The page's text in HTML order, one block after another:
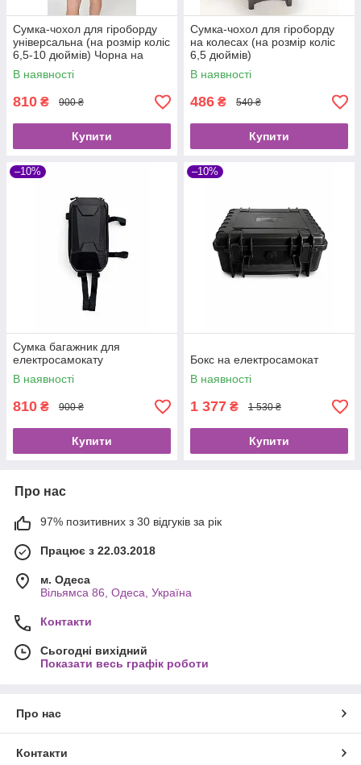
Сумка-чохол для гіроборду
універсальна (на розмір коліс
6,5-10 дюймів) Чорна на
колесах
В наявності
810 ₴ 900 ₴
Купити
Сумка-чохол для гіроборду
на колесах (на розмір коліс
6,5 дюймів)
В наявності
486 ₴ 540 ₴
Купити
–10%
Сумка багажник для
електросамокату
В наявності
810 ₴ 900 ₴
Купити
–10%
Бокс на електросамокат
В наявності
1 377 ₴ 1 530 ₴
Купити
Про нас
97% позитивних з 30 відгуків за рік
Працює з 22.03.2018
м. Одеса
Вільямса 86, Одеса, Україна
Контакти
Сьогодні вихідний
Показати весь графік роботи
Про нас
Контакти